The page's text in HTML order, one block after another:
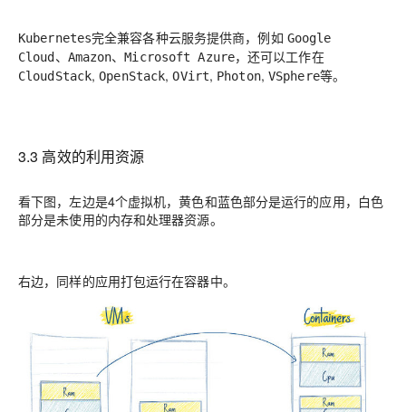
Kubernetes完全兼容各种云服务提供商，例如 Google
Cloud 、 Amazon、Microsoft Azure，还可以工作在
CloudStack,OpenStack,OVirt, Photon,VSphere等。
3.3 高效的利用资源
看下图，左边是4个虚拟机，黄色和蓝色部分是运行的应用，白色
部分是未使用的内存和处理器资源。
右边，同样的应用打包运行在容器中。